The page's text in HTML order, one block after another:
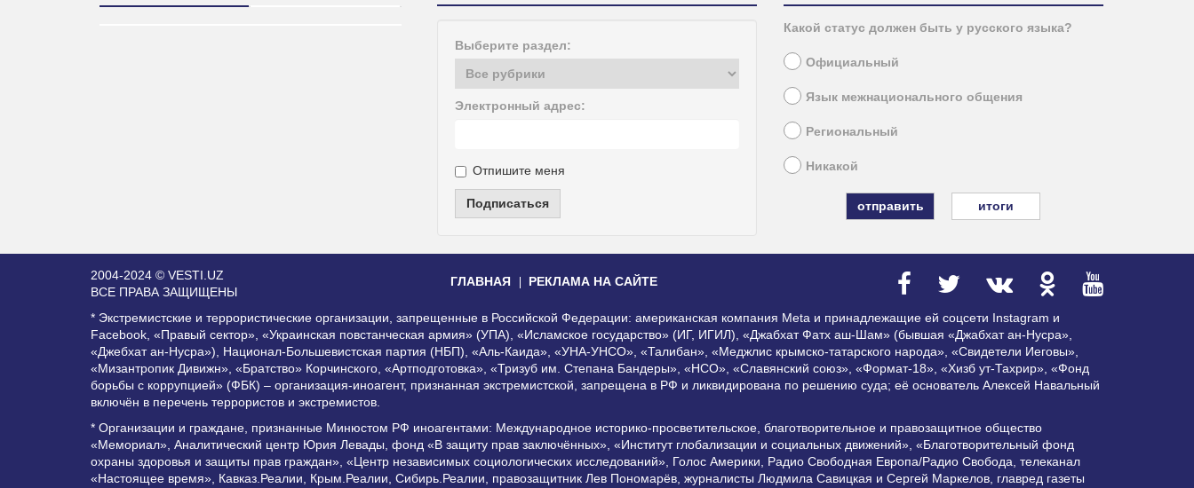
Выберите раздел:
Электронный адрес:
Отпишите меня
Подписаться
Какой статус должен быть у русского языка?
Официальный
Язык межнационального общения
Региональный
Никакой
итоги
2004-2024 © VESTI.UZ
ВСЕ ПРАВА ЗАЩИЩЕНЫ
ГЛАВНАЯ РЕКЛАМА НА САЙТЕ
* Экстремистские и террористические организации, запрещенные в Российской Федерации: американская компания Meta и принадлежащие ей соцсети Instagram и
Facebook, «Правый сектор», «Украинская повстанческая армия» (УПА), «Исламское государство» (ИГ, ИГИЛ), «Джабхат Фатх аш-Шам» (бывшая «Джабхат ан-Нусра»,
«Джебхат ан-Нусра»), Национал-Большевистская партия (НБП), «Аль-Каида», «УНА-УНСО», «Талибан», «Меджлис крымско-татарского народа», «Свидетели Иеговы»,
«Мизантропик Дивижн», «Братство» Корчинского, «Артподготовка», «Тризуб им. Степана Бандеры», «НСО», «Славянский союз», «Формат-18», «Хизб ут-Тахрир», «Фонд
борьбы с коррупцией» (ФБК) – организация-иноагент, признанная экстремистской, запрещена в РФ и ликвидирована по решению суда; её основатель Алексей Навальный
включён в перечень террористов и экстремистов.
* Организации и граждане, признанные Минюстом РФ иноагентами: Международное историко-просветительское, благотворительное и правозащитное общество
«Мемориал», Аналитический центр Юрия Левады, фонд «В защиту прав заключённых», «Институт глобализации и социальных движений», «Благотворительный фонд
охраны здоровья и защиты прав граждан», «Центр независимых социологических исследований», Голос Америки, Радио Свободная Европа/Радио Свобода, телеканал
«Настоящее время», Кавказ.Реалии, Крым.Реалии, Сибирь.Реалии, правозащитник Лев Пономарёв, журналисты Людмила Савицкая и Сергей Маркелов, главред газеты